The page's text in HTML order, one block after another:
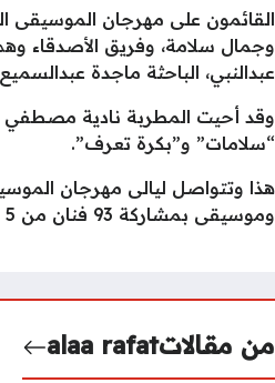
وجمال سلامة، وفريق الأصدقاء
عبدالنبي، الباحثة ماجدة
“سلامات” و”بكرة تعرف”.
وموسيقى بمشاركة 93 فنان من 5 دول عربية،حيث أن جدول حفلات المهرجان يتوزع كالتالي :
من مقالاتalaa rafat